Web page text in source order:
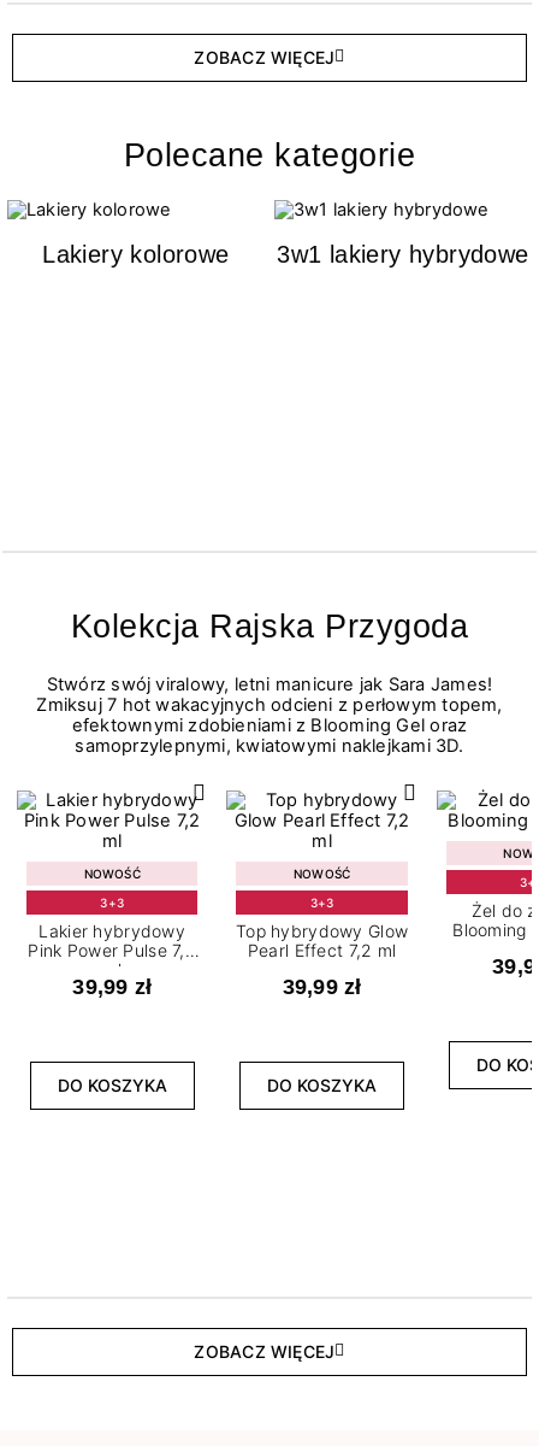
ZOBACZ WIĘCEJ
Polecane kategorie
Lakiery kolorowe 3w1 lakiery hybrydowe
Kolekcja Rajska Przygoda
Stwórz swój viralowy, letni manicure jak Sara James!
Zmiksuj 7 hot wakacyjnych odcieni z perłowym topem,
efektownymi zdobieniami z Blooming Gel oraz
samoprzylepnymi, kwiatowymi naklejkami 3D.
NOWOŚĆ
3+3
Lakier hybrydowy
Pink Power Pulse 7,2
ml
39,99 zł
DO KOSZYKA
NOWOŚĆ
3+3
Top hybrydowy Glow
Pearl Effect 7,2 ml
39,99 zł
DO KOSZYKA
Żel do
Blooming
DO
ZOBACZ WIĘCEJ